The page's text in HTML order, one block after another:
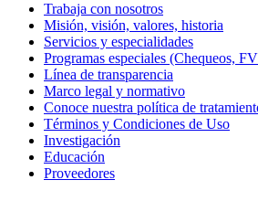
Trabaja con nosotros
Misión, visión, valores, historia
Servicios y especialidades
Programas especiales (Chequeos,
Línea de transparencia
Marco legal y normativo
Conoce nuestra política de
Términos y Condiciones de Uso
Investigación
Educación
Proveedores